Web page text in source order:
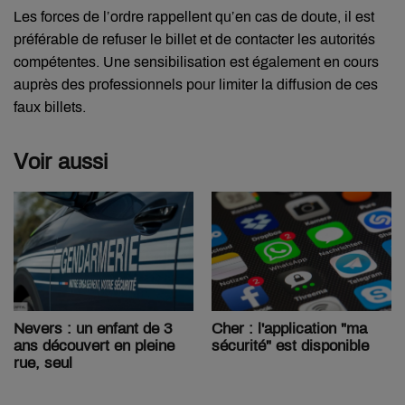
Les forces de l’ordre rappellent qu’en cas de doute, il est
préférable de refuser le billet et de contacter les autorités
compétentes. Une sensibilisation est également en cours
auprès des professionnels pour limiter la diffusion de ces
faux billets.
Voir aussi
Nevers : un enfant de 3
ans découvert en pleine
rue, seul
Cher : l'application "ma
sécurité" est disponible